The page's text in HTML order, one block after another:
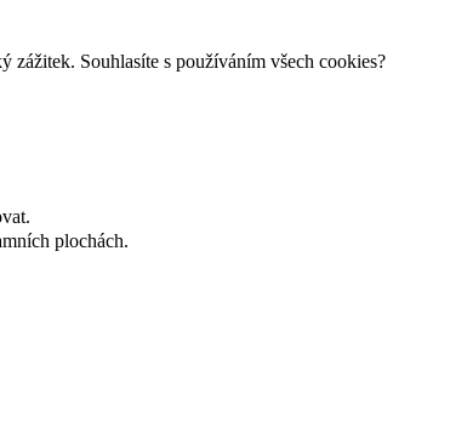
zážitek. Souhlasíte s používáním všech cookies?
plochách.